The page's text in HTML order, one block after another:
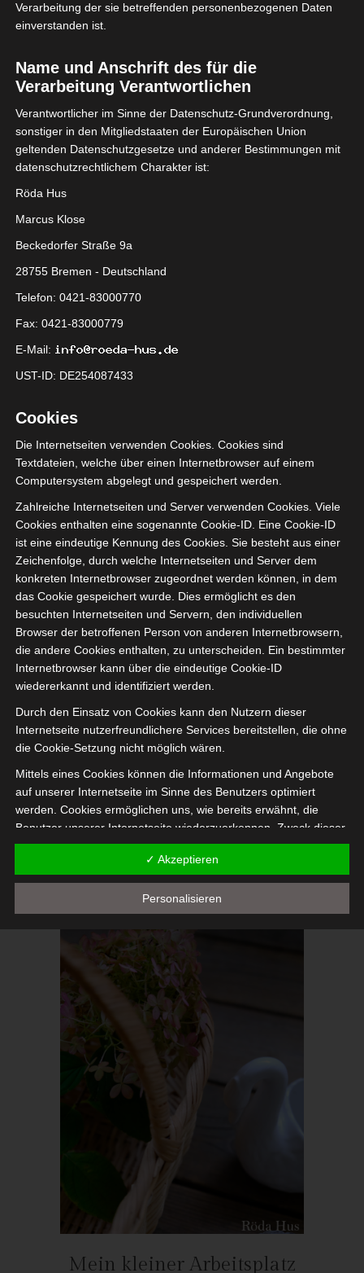
Das Modell heißt „Igloo“
und ergänzt meine kleine
Kosta Boda Sammlung.
Der kleine Korb steht jetzt
neben meinem
Schreibtisch.
Mein kleiner Arbeitsplatz
Verarbeitung der sie betreffenden personenbezogenen Daten
einverstanden ist.
Name und Anschrift des für die
Verarbeitung Verantwortlichen
Verantwortlicher im Sinne der Datenschutz-Grundverordnung,
sonstiger in den Mitgliedstaaten der Europäischen Union
geltenden Datenschutzgesetze und anderer Bestimmungen mit
datenschutzrechtlichem Charakter ist:
Röda Hus
Marcus Klose
Beckedorfer Straße 9a
28755 Bremen - Deutschland
Telefon: 0421-83000770
Fax: 0421-83000779
E-Mail:
UST-ID: DE254087433
Cookies
Die Internetseiten verwenden Cookies. Cookies sind
Textdateien, welche über einen Internetbrowser auf einem
Computersystem abgelegt und gespeichert werden.
Zahlreiche Internetseiten und Server verwenden Cookies. Viele
Cookies enthalten eine sogenannte Cookie-ID. Eine Cookie-ID
ist eine eindeutige Kennung des Cookies. Sie besteht aus einer
Zeichenfolge, durch welche Internetseiten und Server dem
konkreten Internetbrowser zugeordnet werden können, in dem
das Cookie gespeichert wurde. Dies ermöglicht es den
besuchten Internetseiten und Servern, den individuellen
Browser der betroffenen Person von anderen Internetbrowsern,
die andere Cookies enthalten, zu unterscheiden. Ein bestimmter
Internetbrowser kann über die eindeutige Cookie-ID
wiedererkannt und identifiziert werden.
Durch den Einsatz von Cookies kann den Nutzern dieser
Internetseite nutzerfreundlichere Services bereitstellen, die ohne
die Cookie-Setzung nicht möglich wären.
Mittels eines Cookies können die Informationen und Angebote
auf unserer Internetseite im Sinne des Benutzers optimiert
werden. Cookies ermöglichen uns, wie bereits erwähnt, die
Benutzer unserer Internetseite wiederzuerkennen. Zweck dieser
Wiedererkennung ist es, den Nutzern die Verwendung unserer
Internetseite zu erleichtern. Der Benutzer einer Internetseite, die
Cookies verwendet, muss beispielsweise nicht bei jedem
Besuch der Internetseite erneut seine Zugangsdaten eingeben,
weil dies von der Internetseite und dem auf dem
Computersystem des Benutzers abgelegten Cookie
übernommen wird. Ein weiteres Beispiel ist das Cookie eines
Warenkorbes im Online-Shop. Der Online-Shop merkt sich die
Artikel, die ein Kunde in den virtuellen Warenkorb gelegt hat,
über ein Cookie.
Die betroffene Person kann die Setzung von Cookies durch
unsere Internetseite jederzeit mittels einer entsprechenden
Einstellung des genutzten Internetbrowsers verhindern und
damit der Setzung von Cookies dauerhaft widersprechen.
werden. Dies ist in allen gängigen Internetbrowsern möglich.
Deaktiviert die betroffene Person die Setzung von Cookies in
dem genutzten Internetbrowser, sind unter Umständen nicht alle
Funktionen unserer Internetseite vollumfänglich nutzbar.
Erfassung von allgemeinen Daten und
Informationen
✓ Akzeptieren
Personalisieren